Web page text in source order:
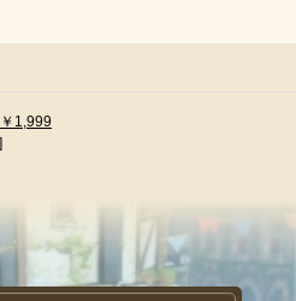
1,999